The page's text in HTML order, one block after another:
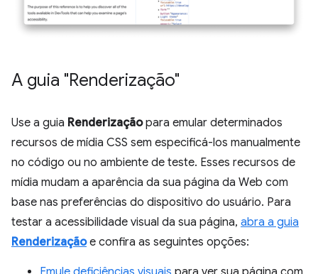
A guia "Renderização"
Use a guia Renderizaçãopara emular determinados
recursos de mídia CSS sem especificá-los manualmente
no código ou no ambiente de teste. Esses recursos de
mídia mudam a aparência da sua página da Web com
base nas preferências do dispositivo do usuário. Para
testar a acessibilidade visual da sua página, abra a guia
Renderizaçãoe confira as seguintes opções: